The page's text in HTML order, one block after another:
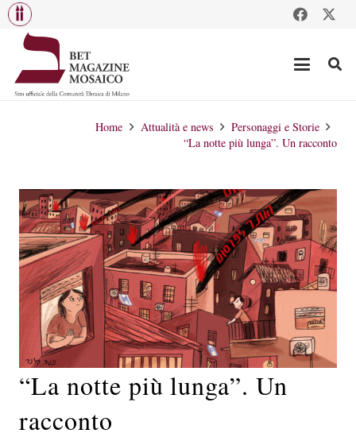
Home Attualità e news
Personaggi e Storie
“La notte più lunga”. Un racconto
“La notte più lunga”. Un
racconto